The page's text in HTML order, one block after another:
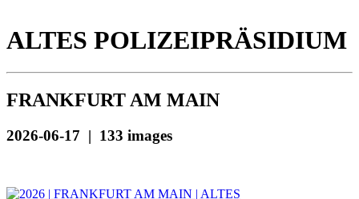
ALTES POLIZEIPRÄSIDIUM
FRANKFURT AM MAIN
2026-06-17 | 133 images